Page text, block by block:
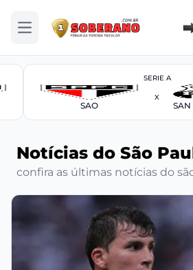
Abrir menu
SERIE A
SAO
X
SAN
Notícias do São
confira as últimas notícias do